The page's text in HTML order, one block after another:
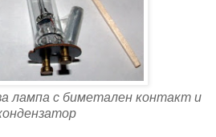
лампа с биметален контакт и